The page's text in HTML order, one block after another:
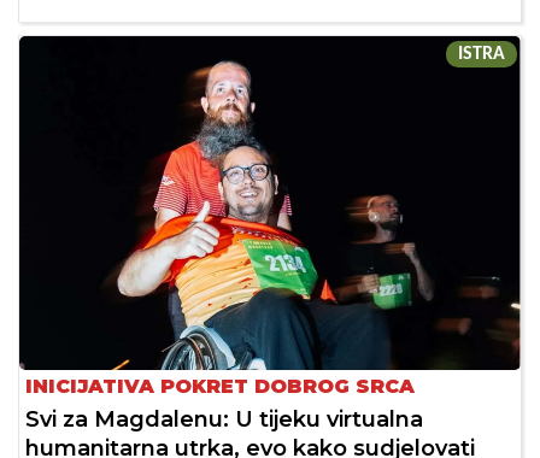
ISTRA
INICIJATIVA POKRET DOBROG SRCA
Svi za Magdalenu: U tijeku virtualna
humanitarna utrka, evo kako sudjelovati